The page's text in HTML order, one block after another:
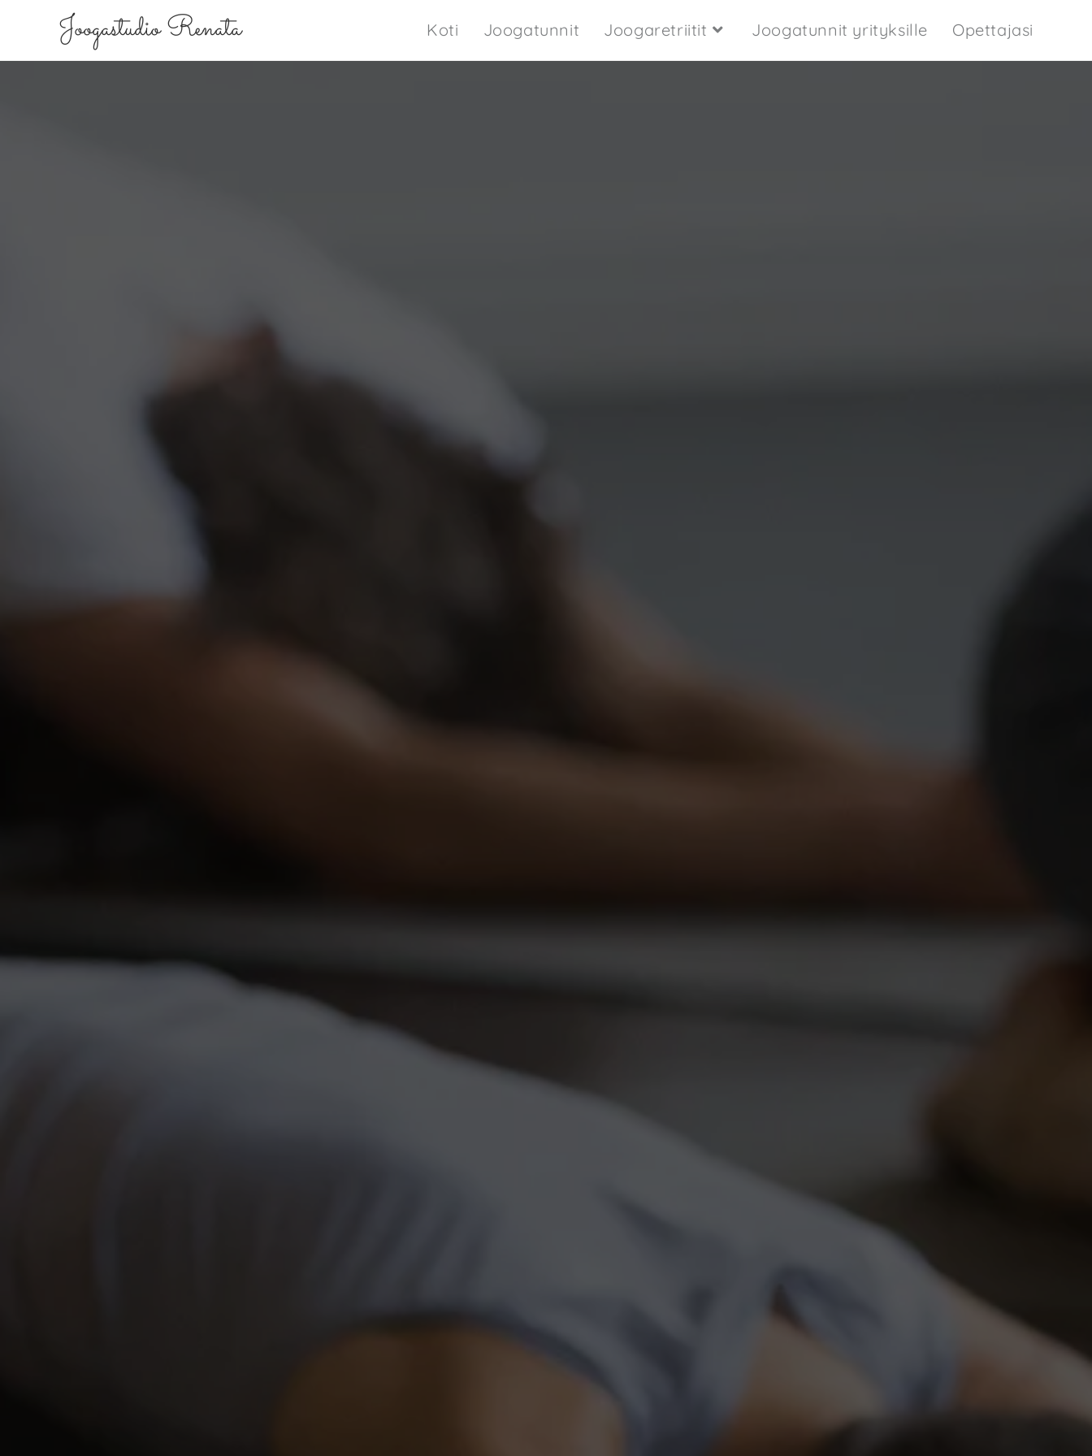
Joogastudio Renata Koti Joogatunnit Joogaretriitit Joogatunnit yrityksille Opettajasi